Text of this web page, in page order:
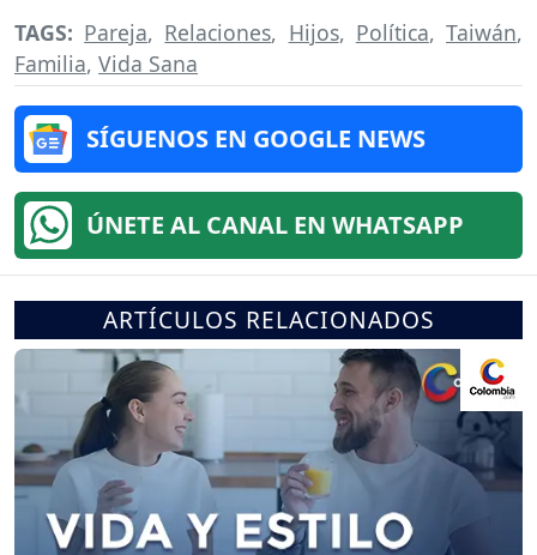
TAGS: Pareja, Relaciones, Hijos, Política,Taiwán,
Familia, Vida Sana
SÍGUENOS EN GOOGLE NEWS
ÚNETE AL CANAL EN WHATSAPP
ARTÍCULOS RELACIONADOS